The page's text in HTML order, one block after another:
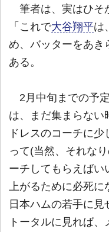
筆者は、実はひそ
「これで大谷翔平は
め、バッターをあき
ある。
2月中旬までの予
は、まだ集まらない
ドレスのコーチに
って(当然、それな
ーチしてもらえばい
上がるために必死に
日本ハムの若手に見
トータルに見れば